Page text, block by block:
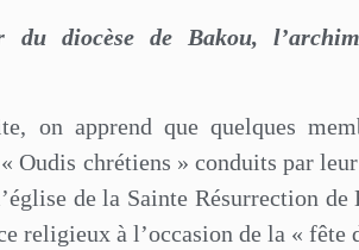
du diocèse de Bakou,
on apprend que quelques
Oudis chrétiens » conduits par
de la Sainte Résurrection
religieux à l’occasion de la «